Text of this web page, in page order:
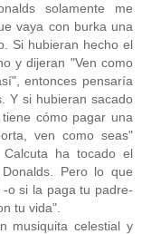
solamente me
vaya con burka una
Si hubieran hecho el
y dijeran "Ven como
entonces pensaría
Y si hubieran sacado
cómo pagar una
ven como seas"
ha tocado el
Pero lo que
o si la paga tu padre-
tu vida".
musiquita celestial y